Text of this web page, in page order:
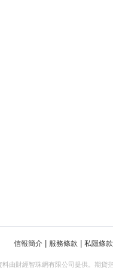
信報簡介 服務條款 私隱條款
料由財經智珠網有限公司提供。期貨